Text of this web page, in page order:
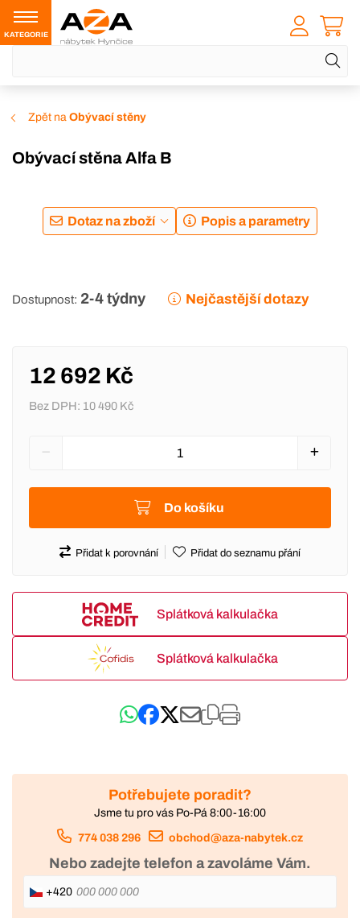
KATEGORIE
Zpět na Obývací stěny
Obývací stěna Alfa B
Dotaz na zboží Popis a parametry
Dostupnost: 2-4 týdny Nejčastější dotazy
12 692 Kč
Bez DPH: 10 490 Kč
Do košíku
Přidat k porovnání Přidat do seznamu přání
Splátková kalkulačka
Splátková kalkulačka
Potřebujete poradit?
Jsme tu pro vás Po-Pá 8:00-16:00
774 038 296 obchod@aza-nabytek.cz
Nebo zadejte telefon a zavoláme Vám.
+420